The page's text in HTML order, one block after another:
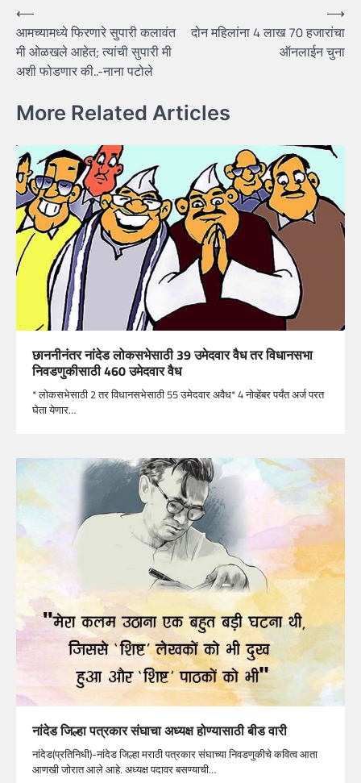
Post
navigation
⟵
आमच्यामध्ये फिरणारे सुपारी कलावंत
मी ओळखले आहेत; त्यांची सुपारी मी
अशी फोडणार की..-नाना पटोले
दोन महिलांना 4 लाख 70 हजारांचा
ऑनलाईन चुना
⟶
More Related Articles
छाननीनंतर नांदेड लोकसभेसाठी 39 उमेदवार वैध तर विधानसभा
निवडणुकीसाठी 460 उमेदवार वैध
* लोकसभेसाठी 2 तर विधानसभेसाठी 55 उमेदवार अवैध* 4 नोव्हेंबर पर्यंत अर्ज परत
घेता येणार…
नांदेड जिल्हा पत्रकार संघाचा अध्यक्ष होण्यासाठी बीड वारी
नांदेड(प्रतिनिधी)-नांदेड जिल्हा मराठी पत्रकार संघाच्या निवडणुकीचे कवित्व आता
आणखी जोरात आले आहे. अध्यक्ष पदावर बसण्याची…